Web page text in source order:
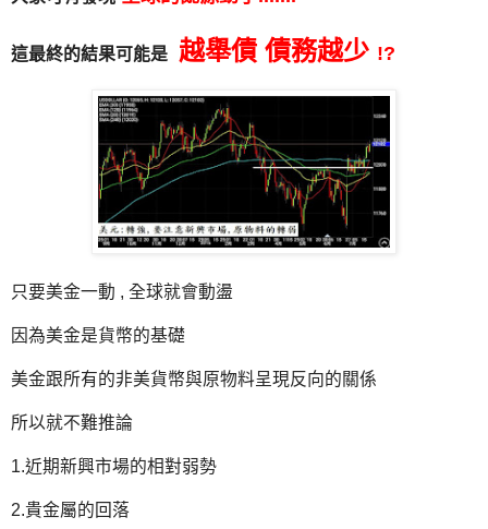
這最終的結果可能是 越舉債 債務越少 !?
只要美金一動 , 全球就會動盪
因為美金是貨幣的基礎
美金跟所有的非美貨幣與原物料呈現反向的關係
所以就不難推論
1.近期新興市場的相對弱勢
2.貴金屬的回落